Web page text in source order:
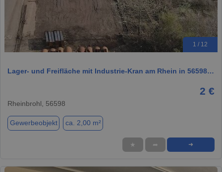
1 / 12
Lager- und Freifläche mit Industrie-Kran am Rhein in 56598…
2 €
Rheinbrohl, 56598
Gewerbeobjekt ca. 2,00 m²
★ ➦ ➜